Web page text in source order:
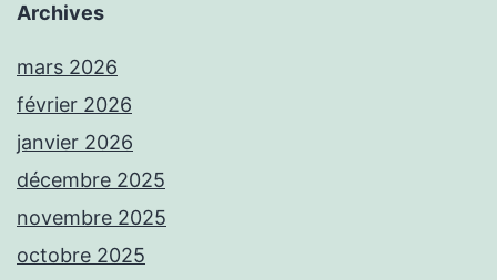
Archives
mars 2026
février 2026
janvier 2026
décembre 2025
novembre 2025
octobre 2025